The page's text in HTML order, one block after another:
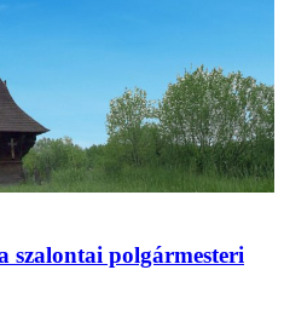
szalontai polgármesteri